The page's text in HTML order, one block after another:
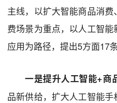
主线，以扩大智能商品消
费场景为重点，以人工智
应用为路径，提出5方面17条
一是提升人工智能+商
品新供给，扩大人工智能